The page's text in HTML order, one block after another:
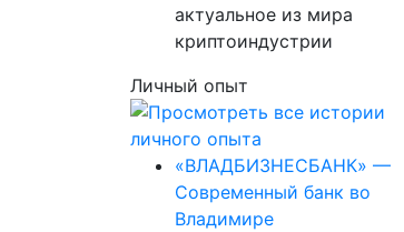
актуальное из мира
криптоиндустрии
Личный опыт
«ВЛАДБИЗНЕСБАНК» —
Современный банк во
Владимире